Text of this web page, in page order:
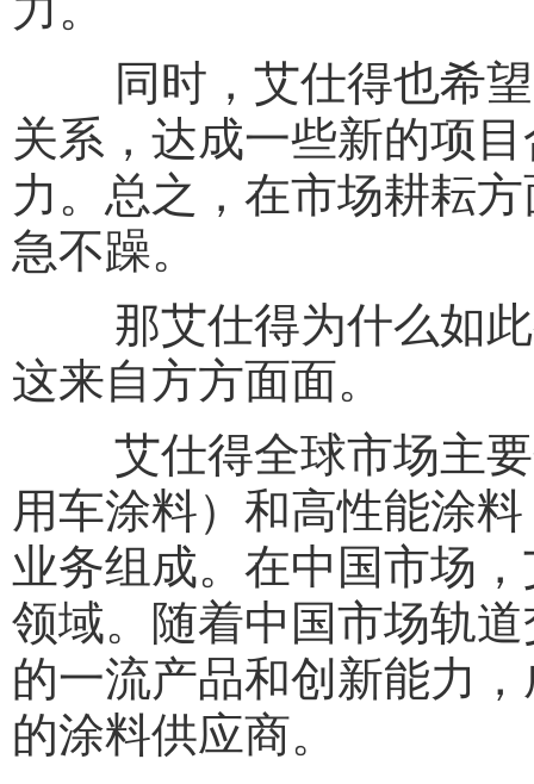
力。
同时，艾仕得也希望
关系，达成一些新的项
力。总之，在市场耕耘
急不躁。
那艾仕得为什么如此
这来自方方面面。
艾仕得全球市场主要
用车涂料）和高性能涂
业务组成。在中国市场
领域。随着中国市场轨
的一流产品和创新能力
的涂料供应商。